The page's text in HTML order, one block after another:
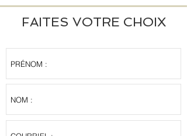
FAITES VOTRE CHOIX